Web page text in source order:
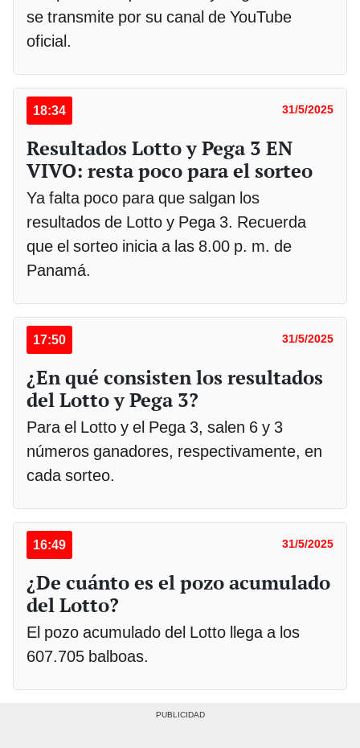
se transmite por su canal de YouTube
oficial.
18:34 31/5/2025
Resultados Lotto y Pega 3 EN
VIVO: resta poco para el sorteo
Ya falta poco para que salgan los
resultados de Lotto y Pega 3. Recuerda
que el sorteo inicia a las 8.00 p. m. de
Panamá.
17:50 31/5/2025
¿En qué consisten los resultados
del Lotto y Pega 3?
Para el Lotto y el Pega 3, salen 6 y 3
números ganadores, respectivamente, en
cada sorteo.
16:49 31/5/2025
¿De cuánto es el pozo acumulado
del Lotto?
El pozo acumulado del Lotto llega a los
607.705 balboas.